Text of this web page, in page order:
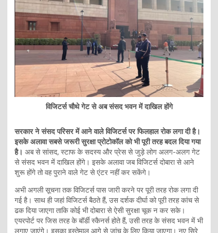
विजिटर्स चौथे गेट से अब संसद भवन में दाखिल होंगे
सरकार ने संसद परिसर में आने वाले विजिटर्स पर फिलहाल रोक लगा दी है।
इसके अलावा सबसे जरूरी सुरक्षा प्रोटोकॉल को भी पूरी तरह बदल दिया गया
है। अब से सांसद, स्टाफ के सदस्य और प्रेस से जुड़े लोग अलग-अलग गेट
से संसद भवन में दाखिल होंगे। इसके अलावा जब विजिटर्स दोबारा से आने
शुरू होंगे तो वह पुराने वाले गेट से एंटर नहीं कर सकेंगे।
अभी अगली सूचना तक विजिटर्स पास जारी करने पर पूरी तरह रोक लगा दी
गई है। साथ ही जहां विजिटर्स बैठते हैं, उस दर्शक दीर्घा को पूरी तरह कांच से
ढक दिया जाएगा ताकि कोई भी दोबारा से ऐसी सुरक्षा चूक न कर सके।
एयरपोर्ट पर जिस तरह के बॉर्डी स्कैनर्स होते हैं, उसी तरह के संसद भवन में भी
लगाए जाएंगे। इसका इस्तेमाल आगे से जांच के लिए किया जाएगा। नए सिरे